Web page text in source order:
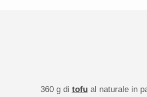
360 gdi tofual naturale in